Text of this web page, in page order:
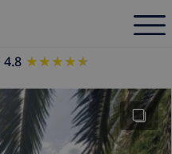
4.8 ★★★★★
★★★★★